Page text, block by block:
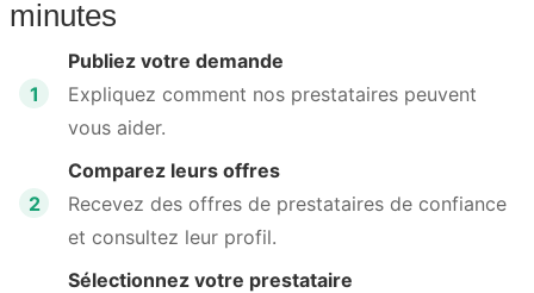
minutes
1
Publiez votre demande
Expliquez comment nos prestataires peuvent
vous aider.
2
Comparez leurs offres
Recevez des offres de prestataires de confiance
et consultez leur profil.
Sélectionnez votre prestataire